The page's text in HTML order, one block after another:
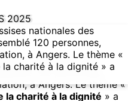
2025
nationales des
120 personnes,
à Angers. Le thème «
charité à la dignité » a
nationales des
120 personnes,
à Angers. Le thème «
charité à la dignité » a